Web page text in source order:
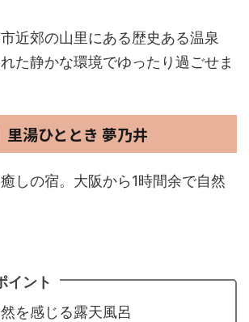
近郊の山里にある歴史ある温泉
た静かな環境でゆったり過ごせま
里湯ひととき 夢乃井
しの宿。大阪から1時間余で自然
イント
を感じる露天風呂